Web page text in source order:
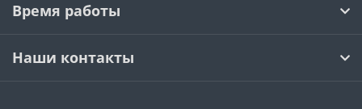
Время работы
Наши контакты